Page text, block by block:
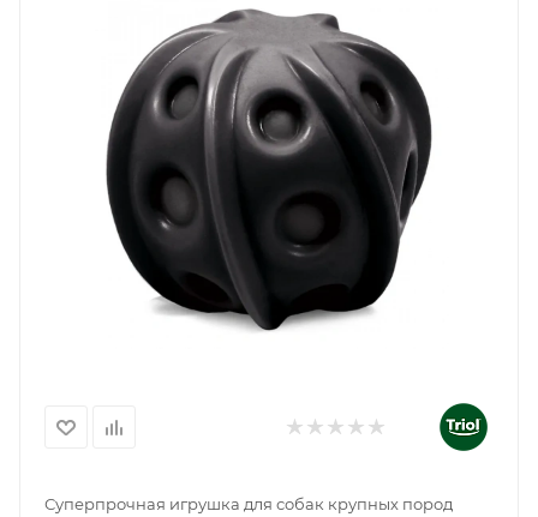
Суперпрочная игрушка для собак крупных пород